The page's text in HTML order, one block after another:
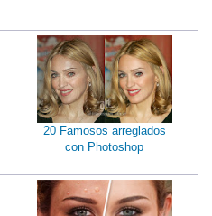
20 Famosos arreglados
con Photoshop